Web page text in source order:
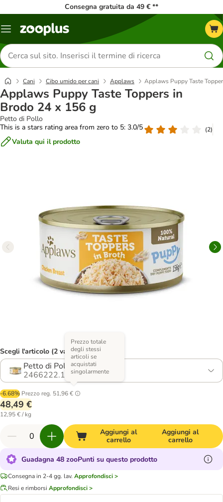
Consegna gratuita da 49 € **
Overview
Cerca
prodotti
Cani Cibo umido per cani Applaws Applaws Puppy Taste
Applaws Puppy Taste Toppers in
Brodo 24 x 156 g
Petto di Pollo
This is a stars rating area from zero to 5: 3.0/5
(2)
Valuta qui il prodotto
Scegli l'articolo (2 varianti)
Petto di Pollo
2466222.1
-6.68% Prezzo reg. 51,96 €
Prezzo totale
degli stessi
articoli se
acquistati
singolarmente
48,49 €
12,95 € / kg
Aggiungi al
carrello
Aggiungi al
carrello
Guadagna 48 zooPunti su questo prodotto
Consegna in 2-4 gg. lav. Approfondisci >
Resi e rimborsi Approfondisci >